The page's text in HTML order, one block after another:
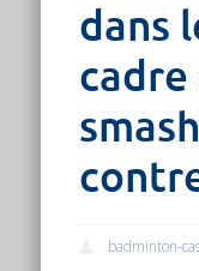
dans
cadre
smash
badminton-